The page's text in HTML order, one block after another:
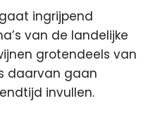
ingrijpend
van de landelijke
grotendeels van
daarvan gaan
invullen.